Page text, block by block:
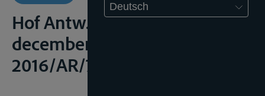
Deutsch
Hof Antw., Kamer B4, 10
december 2018, onuitg.,
2016/AR/71 en 2017/AR/1775